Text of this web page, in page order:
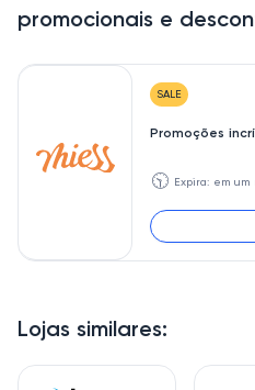
Lojas similares:
promocionais e
SALE
Promoções
🕥 Expira: em um